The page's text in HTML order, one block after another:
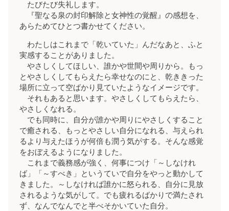
たびたび失礼します。
『聖なる泉の封印解除と女神性の覚醒』の感想を、
あらためてひとつ書かせてください。
わたしはこれまで「乾いていた」んだなあと、ふと
実感することがありました。
やさしくしてほしい、誰かや世間や周りから。もっ
とやさしくしてもらえたら幸せなのにと、乾ききった
場所に立って空ばかり見ていたようなイメージです。
それもあると思います。やさしくしてもらえたら、
やさしくなれる。
でも同時に、自分が誰かや周りにやさしくすること
で癒される、もっとやさしい自分になれる、与えられ
るより与えたほうが何倍も潤う気がする。そんな感覚
をおぼえるようになりました。
これまで義務感が強く、何事につけ「～しなけれ
ば」「～すべき」というていで自分をやっと動かして
きました。～しなければ誰かに怒られる、自分に見放
されるような気がして。でも疲れるばかりで満たされ
ず、なんでなんでと半べそかいていた自分。